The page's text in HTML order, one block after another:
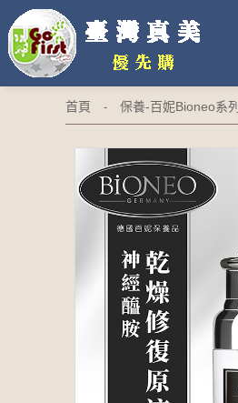
首頁 - 保養-百妮Bioneo系列